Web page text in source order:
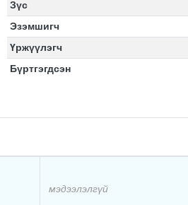
Зүс
Эзэмшигч
Үржүүлэгч
Бүртгэгдсэн
мэдээлэлгүй